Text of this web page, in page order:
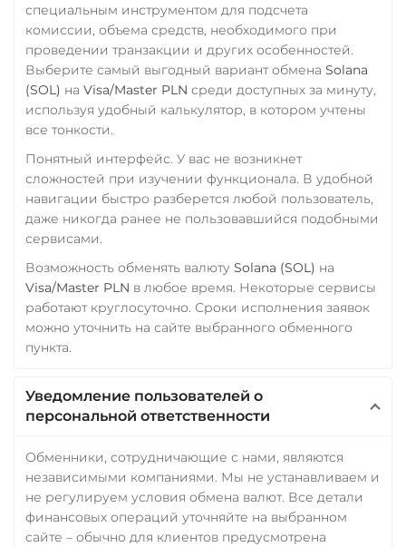
специальным инструментом для подсчета
комиссии, объема средств, необходимого при
проведении транзакции и других особенностей.
Выберите самый выгодный вариант обмена Solana
(SOL) на Visa/Master PLN среди доступных за минуту,
используя удобный калькулятор, в котором учтены
все тонкости.
Понятный интерфейс. У вас не возникнет
сложностей при изучении функционала. В удобной
навигации быстро разберется любой пользователь,
даже никогда ранее не пользовавшийся подобными
сервисами.
Возможность обменять валюту Solana (SOL) на
Visa/Master PLN в любое время. Некоторые сервисы
работают круглосуточно. Сроки исполнения заявок
можно уточнить на сайте выбранного обменного
пункта.
Уведомление пользователей о
персональной ответственности
Обменники, сотрудничающие с нами, являются
независимыми компаниями. Мы не устанавливаем и
не регулируем условия обмена валют. Все детали
финансовых операций уточняйте на выбранном
сайте – обычно для клиентов предусмотрена